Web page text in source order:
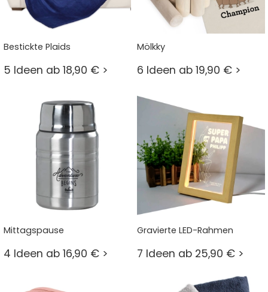
Bestickte Plaids
5 Ideen ab 18,90 € >
Mölkky
6 Ideen ab 19,90 € >
Mittagspause
4 Ideen ab 16,90 € >
Gravierte LED-Rahmen
7 Ideen ab 25,90 € >